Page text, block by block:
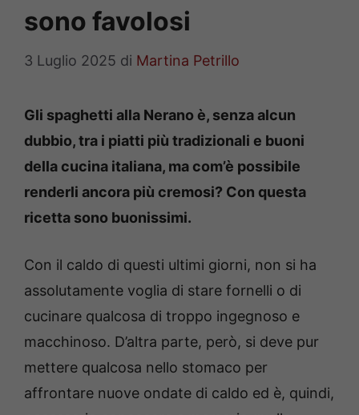
sono favolosi
3 Luglio 2025 di Martina Petrillo
Gli spaghetti alla Nerano è, senza alcun
dubbio, tra i piatti più tradizionali e buoni
della cucina italiana, ma com’è possibile
renderli ancora più cremosi? Con questa
ricetta sono buonissimi.
Con il caldo di questi ultimi giorni, non si ha
assolutamente voglia di stare fornelli o di
cucinare qualcosa di troppo ingegnoso e
macchinoso. D’altra parte, però, si deve pur
mettere qualcosa nello stomaco per
affrontare nuove ondate di caldo ed è, quindi,